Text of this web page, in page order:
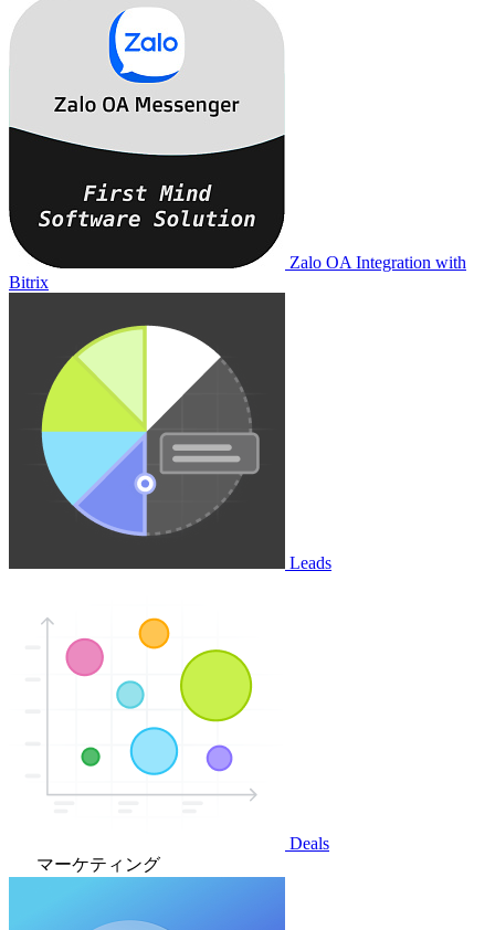
Zalo OA Integration with
Bitrix
Leads
Deals
マーケティング